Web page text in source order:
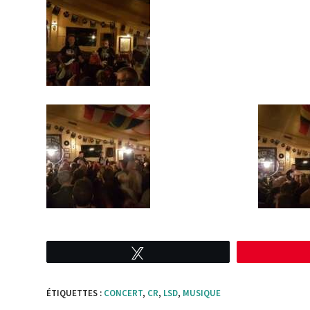
ÉTIQUETTES : CONCERT, CR, LSD, MUSIQUE